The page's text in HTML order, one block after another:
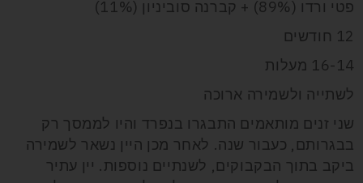
פטי ורדו (89%) + קברנה סוביניון (11%)
12 חודשים
16-14 מעלות
לשתייה ולשמירה ארוכה
שני זנים מותאמים התבגרו בנפרד והיו לממסך רק
בבגרותם, כעבור שנה. לאחר מכן היין נשאר לשמירה
ביקב בתוך הבקבוקים, לשנתיים נוספות. יין עתיר